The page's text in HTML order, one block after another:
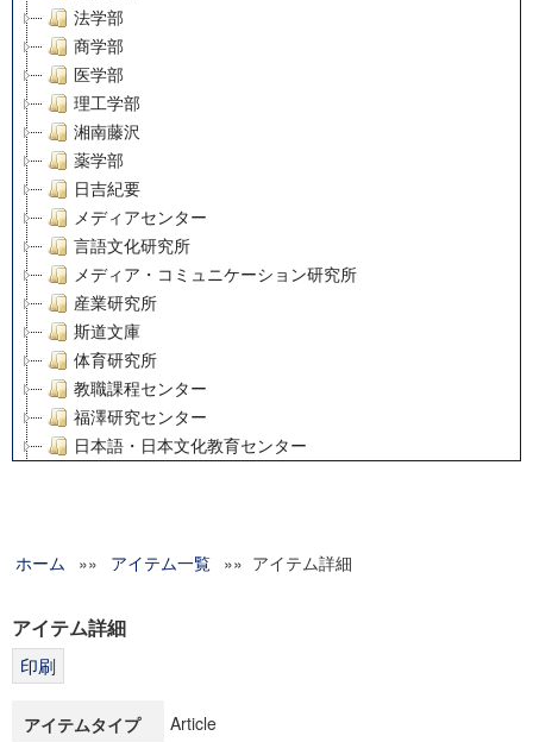
法学部
商学部
医学部
理工学部
湘南藤沢
薬学部
日吉紀要
メディアセンター
言語文化研究所
メディア・コミュニケーション研究所
産業研究所
斯道文庫
体育研究所
教職課程センター
福澤研究センター
日本語・日本文化教育センター
グローバルリサーチインスティテュート
科学研究費補助金研究成果報告書
博士課程教育リーディングプログラム「超成熟社会発展のサ
ホーム »» アイテム一覧 »» アイテム詳細
アイテム詳細
アイテムタイプ Article